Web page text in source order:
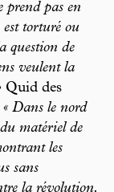
prend pas en
torturé ou
question de
veulent la
Quid des
« Dans le nord
matériel de
les
sans
la révolution.